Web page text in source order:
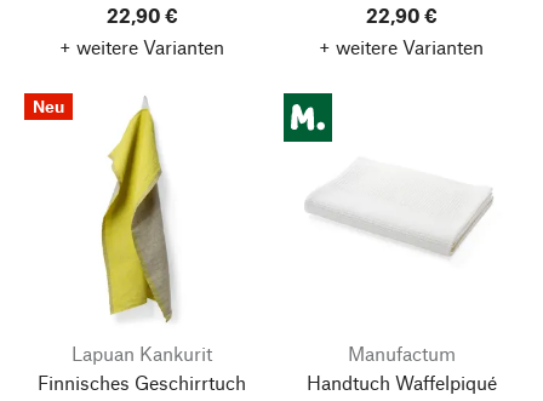
22,90 €
+ weitere Varianten
22,90 €
+ weitere Varianten
Neu
Lapuan Kankurit
Finnisches Geschirrtuch
Manufactum
Handtuch Waffelpiqué